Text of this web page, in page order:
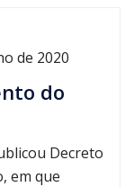
de 2020
do
Decreto
em que